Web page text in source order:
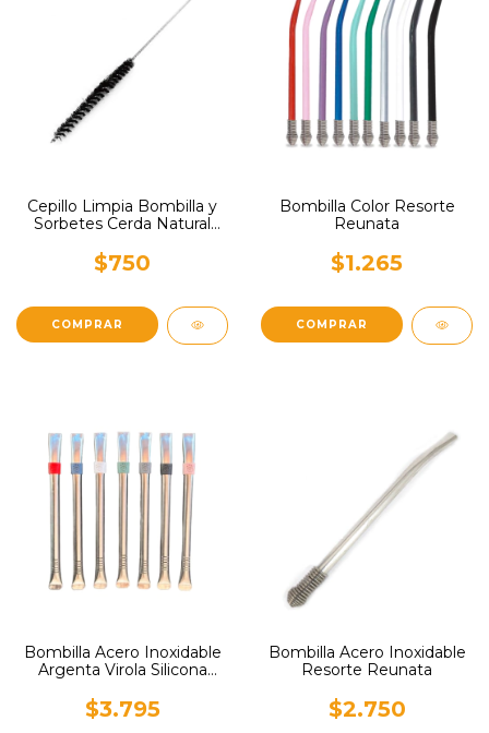
Cepillo Limpia Bombilla y
Sorbetes Cerda Natural
$750
Bombilla Color Resorte
Reunata
$1.265
Bombilla Acero Inoxidable
Argenta Virola Silicona
$3.795
Bombilla Acero Inoxidable
Resorte Reunata
$2.750